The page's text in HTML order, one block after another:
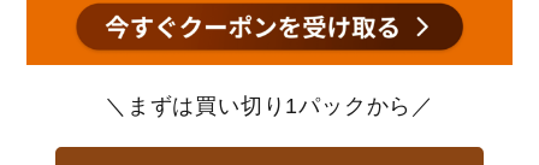
＼まずは買い切り1パックから／